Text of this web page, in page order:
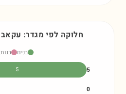
חלוקה לפי מגדר: עקאב
בנים
בנות
5 5
0